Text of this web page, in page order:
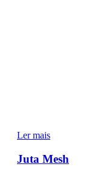
Ler mais
Juta Mesh